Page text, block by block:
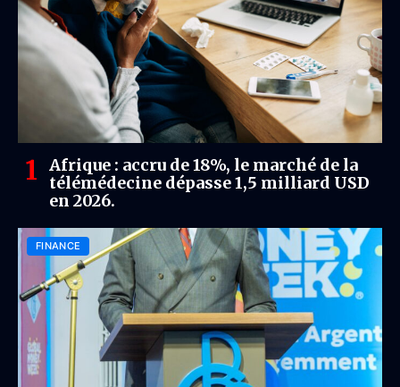
Afrique : accru de 18%, le marché de la
télémédecine dépasse 1,5 milliard USD
en 2026.
FINANCE